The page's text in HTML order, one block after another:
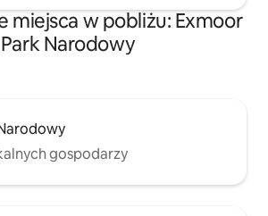
miejsca w pobliżu: Exmoor
Park Narodowy
gospodarzy